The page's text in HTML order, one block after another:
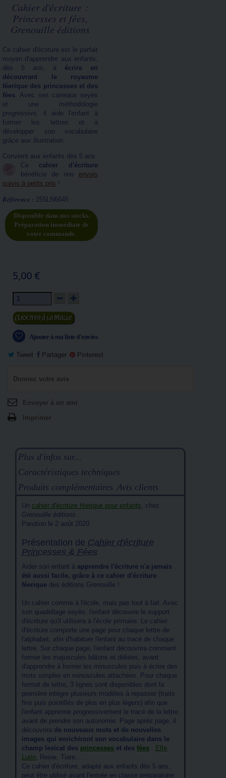
Cahier d'écriture :
Princesses et fées,
Grenouille éditions
Ce cahier d'écriture est le parfait
moyen d'apprendre aux enfants,
dès 5 ans, à écrire en
découvrant le royaume
féerique des princesses et des
fées. Avec ses carreaux seyès
et une méthodologie
progressive, il aide l'enfant à
former les lettres et à
développer son vocabulaire
grâce aux illustration.
Convient aux enfants dès 5 ans
Ce cahier d'écriture
bénéficie de nos envois
suivis à petits prix !
Référence : 255LN6645
Disponible dans nos stocks.
Préparation immédiate de
votre commande.
5,00 €
Ajouter au panier
Ajouter à ma liste d'envies
Tweet Partager Pinterest
Donnez votre avis
Envoyer à un ami
Imprimer
Plus d'infos sur...
Caractéristiques techniques
Produits complémentaires Avis clients
Un cahier d'écriture féerique pour enfants, chez
Grenouille éditions.
Parution le 2 août 2020.
Présentation de Cahier d'écriture
Princesses & Fées
Aider son enfant à apprendre l'écriture n'a jamais
été aussi facile, grâce à ce cahier d'écriture
féerique des éditions Grenouille !
Un cahier comme à l'école, mais pas tout à fait. Avec
son quadrillage seyès, l'enfant découvre le support
d'écriture qu'il utilisera à l'école primaire. Le cahier
d'écriture comporte une page pour chaque lettre de
l'alphabet, afin d'habituer l'enfant au tracé de chaque
lettre. Sur chaque page, l'enfant découvrira comment
former les majuscules bâtons et déliées, avant
d'apprendre à former les minuscules puis à écrire des
mots simples en minuscules attachées. Pour chaque
format de lettre, 3 lignes sont disponibles dont la
première intègre plusieurs modèles à repasser (traits
fins puis pointillés de plus en plus légers) afin que
l'enfant apprenne progressivement le tracé de la lettre
avant de prendre son autonomie. Page après page, il
découvrira de nouveaux mots et de nouvelles
images qui enrichiront son vocabulaire dans le
champ lexical des princesses et des fées : Elfe,
Lutin, Reine, Tiare...
Ce cahier d'écriture, adapté aux enfants dès 5 ans,
peut être utilisé avant l'entrée en classe préparatoire